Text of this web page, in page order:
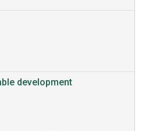
development